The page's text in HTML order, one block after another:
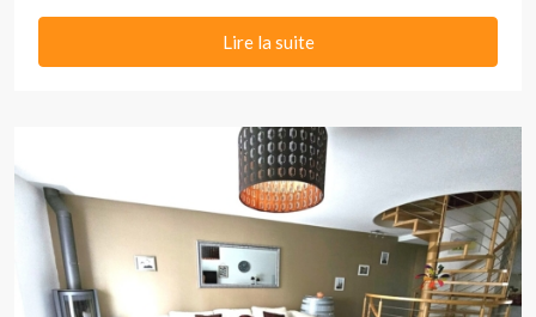
Lire la suite